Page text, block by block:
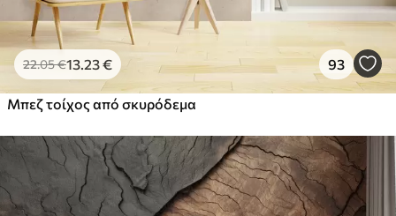
22.05€13 .23€ 93
Μπεζ τοίχος από σκυρόδεμα